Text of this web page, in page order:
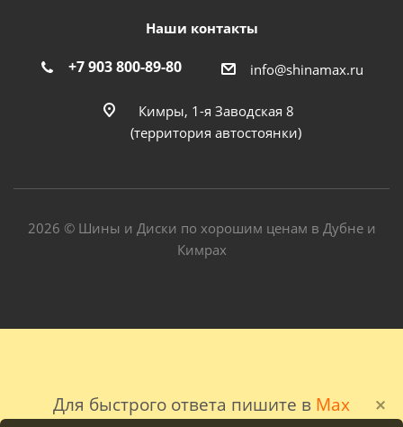
Для быстрого ответа пишите в Max
Наши контакты
+7 903 800-89-80 info@shinamax.ru
Кимры, 1-я Заводская 8
(территория автостоянки)
2026 © Шины и Диски по хорошим ценам в Дубне и
Кимрах